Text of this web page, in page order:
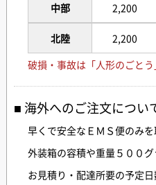
中部
北陸
2,200
2,200
破損・事故は「人形のごとう
海外へのご注文につい
早くで安全なＥＭＳ便のみを
外装箱の容積や重量５００
お見積り・配達所要の予定